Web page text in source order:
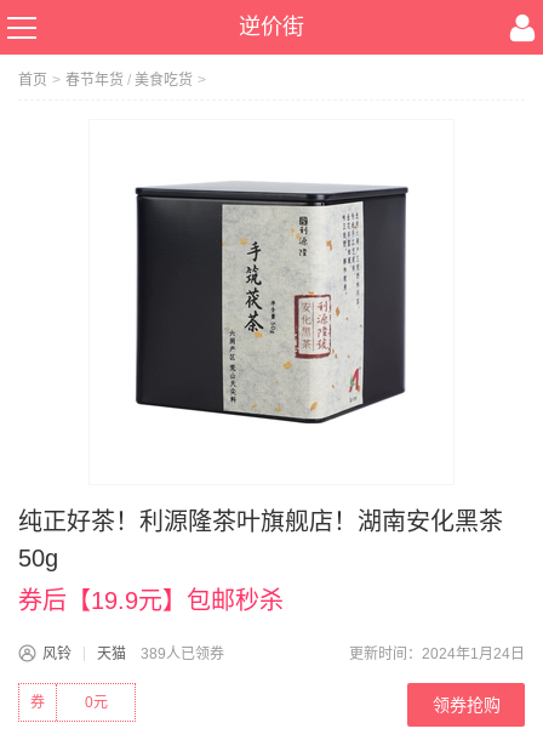
逆价街
首页 > 春节年货 / 美食吃货 >
纯正好茶！利源隆茶叶旗舰店！湖南安化黑茶
50g
券后【19.9元】包邮秒杀
风铃 天猫 389人已领券 更新时间：2024年1月24日
0元
券 领券抢购